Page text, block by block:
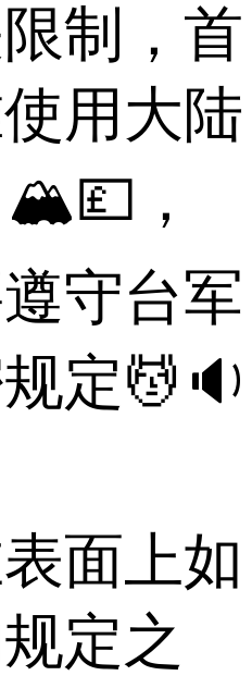
制，首
用大陆
，
守台军
定💆🔉
面上如
定之